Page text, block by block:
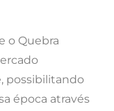
o Quebra
possibilitando
época através